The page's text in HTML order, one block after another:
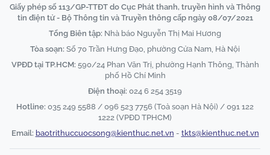
Giấy phép số 113/GP-TTĐT do Cục Phát thanh, truyền hình và Thông
tin điện tử - Bộ Thông tin và Truyền thông cấp ngày 08/07/2021
Tổng Biên tập: Nhà báo Nguyễn Thị Mai Hương
Tòa soạn: Số 70 Trần Hưng Đạo, phường Cửa Nam, Hà Nội
VPĐD tại TP.HCM: 590/24 Phan Văn Trị, phường Hạnh Thông, Thành
phố Hồ Chí Minh
Điện thoại: 024 6 254 3519
Hotline: 035 249 5588 / 096 523 7756 (Toà soạn Hà Nội) / 091 122
1222 (VPĐD TPHCM)
Email: baotrithuccuocsong@kienthuc.net.vn - tkts@kienthuc.net.vn